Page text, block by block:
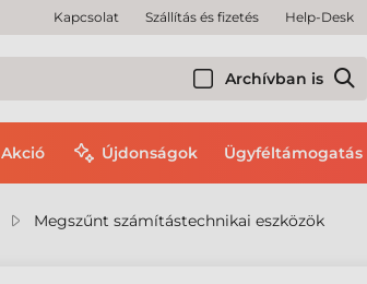
Kapcsolat Szállítás és fizetés Help-Desk
Archívban is
Akció Újdonságok Ügyféltámogatás
Megszűnt számítástechnikai eszközök